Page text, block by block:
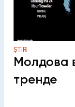
ȘTIRI
Молдова
тренде